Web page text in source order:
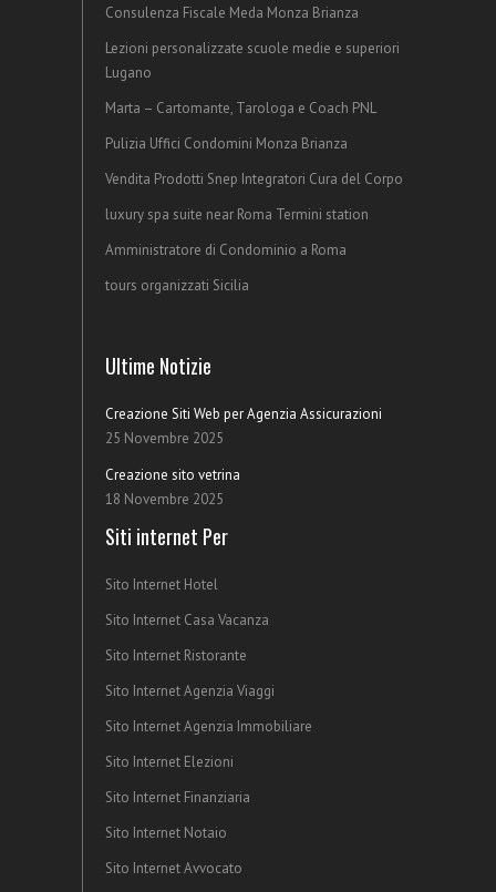
Consulenza Fiscale Meda Monza Brianza
Lezioni personalizzate scuole medie e superiori
Lugano
Marta – Cartomante, Tarologa e Coach PNL
Pulizia Uffici Condomini Monza Brianza
Vendita Prodotti Snep Integratori Cura del Corpo
luxury spa suite near Roma Termini station
Amministratore di Condominio a Roma
tours organizzati Sicilia
Ultime Notizie
Creazione Siti Web per Agenzia Assicurazioni
25 Novembre 2025
Creazione sito vetrina
18 Novembre 2025
Siti internet Per
Sito Internet Hotel
Sito Internet Casa Vacanza
Sito Internet Ristorante
Sito Internet Agenzia Viaggi
Sito Internet Agenzia Immobiliare
Sito Internet Elezioni
Sito Internet Finanziaria
Sito Internet Notaio
Sito Internet Avvocato